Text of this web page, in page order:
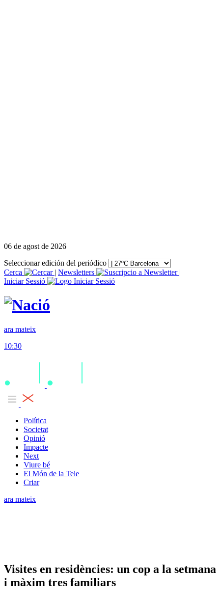
06 de agost de 2026
Seleccionar edición del periódico
Cerca
| Newsletters
|
Iniciar Sessió
ara mateix
10:30
Política
Societat
Opinió
Impacte
Next
Viure bé
El Món de la Tele
Criar
ara mateix
Visites en residències: un cop a la setmana
i màxim tres familiars